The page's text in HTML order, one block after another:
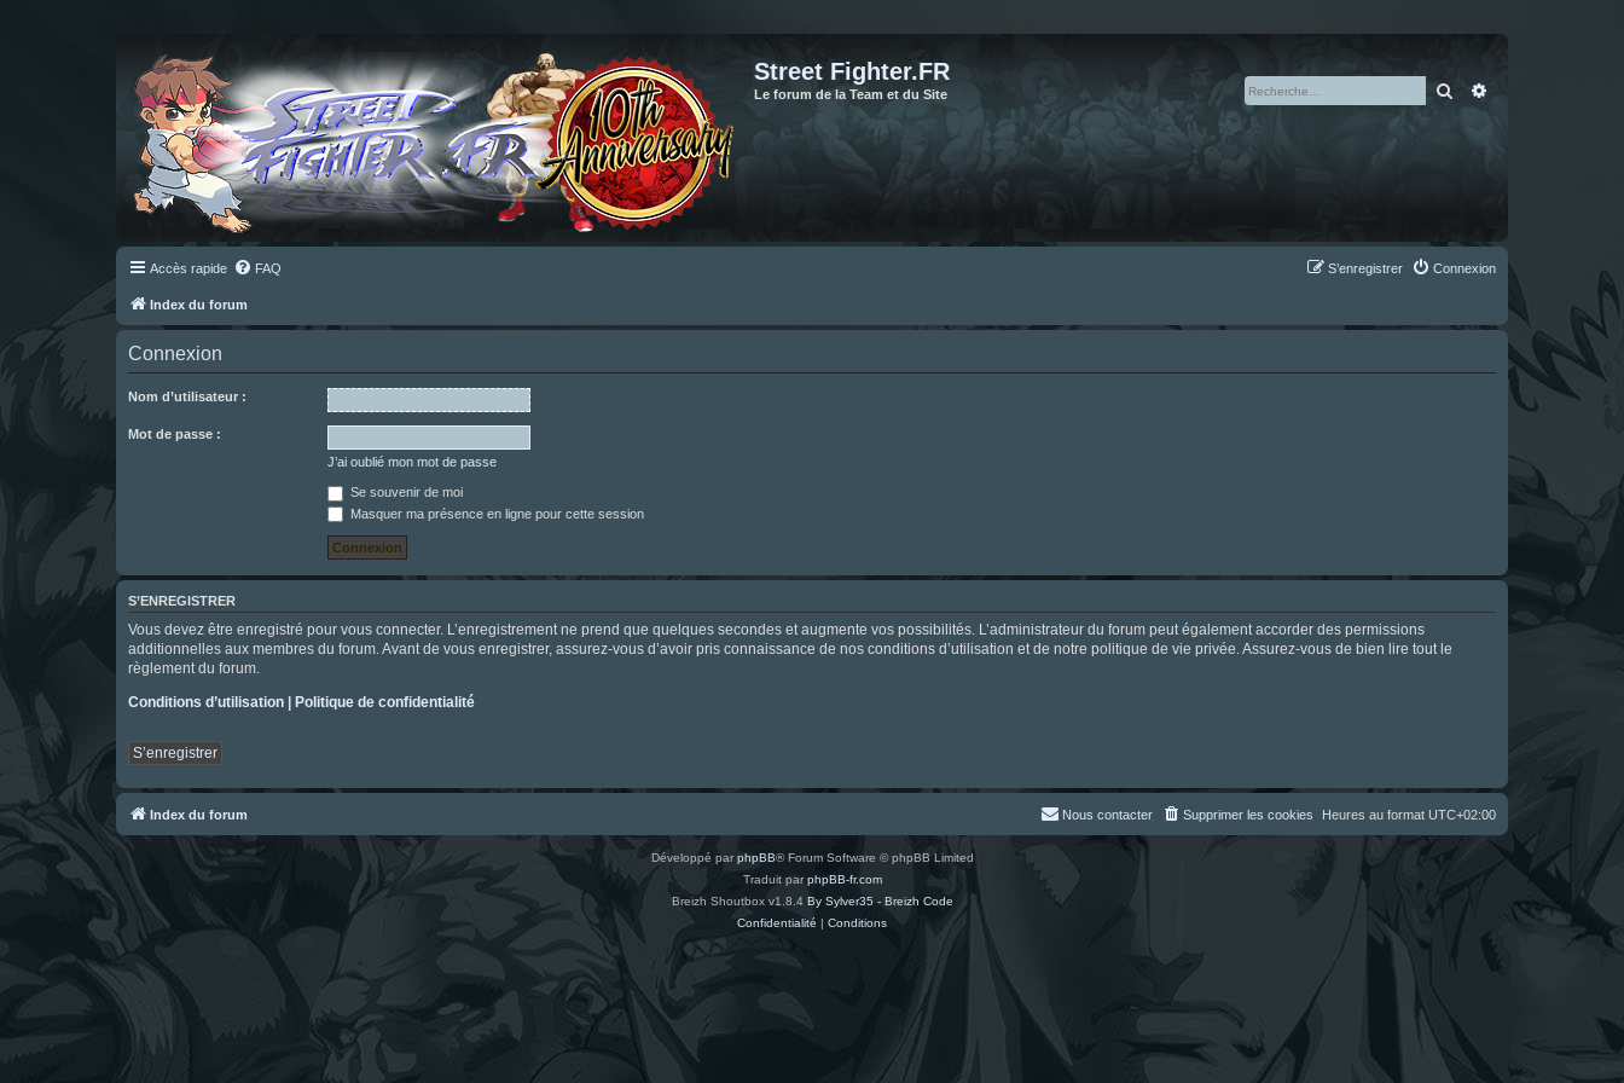
Street Fighter.FR
Le forum de la Team et du Site Rechercher
Accès rapide FAQ Connexion
S’enregistrer
Index du forum
Connexion
Nom d’utilisateur :
Mot de passe :
J’ai oublié mon mot de passe
Se souvenir de moi
Masquer ma présence en ligne pour cette session
S’ENREGISTRER
Vous devez être enregistré pour vous connecter. L’enregistrement ne prend que quelques secondes et augmente vos possibilités. L’administrateur du forum peut également accorder des permissions
additionnelles aux membres du forum. Avant de vous enregistrer, assurez-vous d’avoir pris connaissance de nos conditions d’utilisation et de notre politique de vie privée. Assurez-vous de bien lire tout le
règlement du forum.
Conditions d’utilisation | Politique de confidentialité
S’enregistrer
Index du forum Heures au format UTC+02:00
Supprimer les cookies
Nous contacter
Développé par phpBB® Forum Software © phpBB Limited
Traduit parphpBB-fr.com
Breizh Shoutbox v1.8.4 By Sylver35 - Breizh Code
Confidentialité | Conditions